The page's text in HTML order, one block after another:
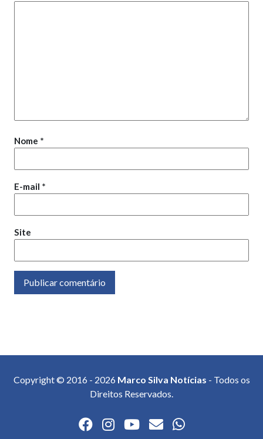
Nome *
E-mail *
Site
Copyright © 2016 - 2026 Marco Silva Notícias - Todos os
Direitos Reservados.